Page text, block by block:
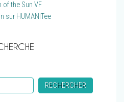
of the Sun VF
sur HUMANITee
RECHERCHER